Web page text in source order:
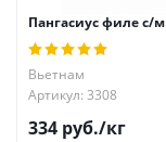
Пангасиус филе с/м
Вьетнам
Артикул: 3308
334 руб./кг